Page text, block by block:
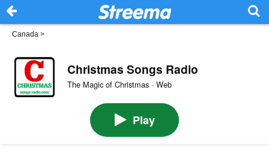
Canada >
Christmas Songs Radio
The Magic of Christmas · Web
Play